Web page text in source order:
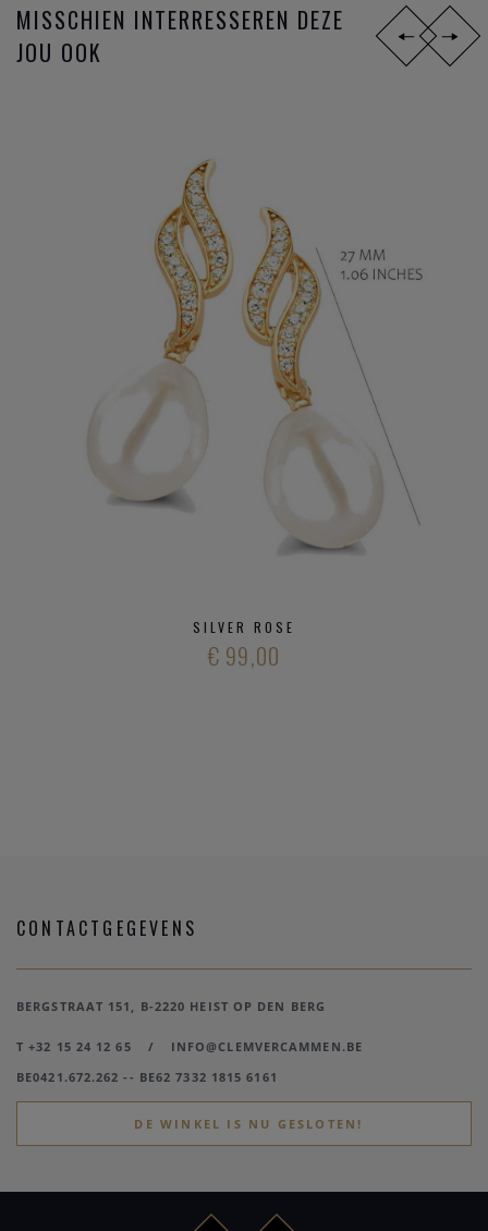
MISSCHIEN INTERRESSEREN DEZE
JOU OOK
SILVER ROSE
€ 99,00
CONTACTGEGEVENS
BERGSTRAAT 151, B-2220 HEIST OP DEN BERG
T +32 15 24 12 65 /
INFO@CLEMVERCAMMEN.BE
BE0421.672.262 -- BE62 7332 1815 6161
DE WINKEL IS NU GESLOTEN!